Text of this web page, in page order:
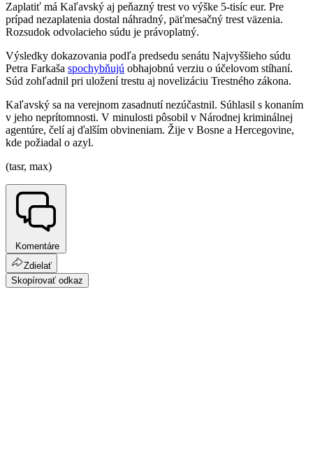
Zaplatiť má Kaľavský aj peňazný trest vo výške 5-tisíc eur. Pre
prípad nezaplatenia dostal náhradný, päťmesačný trest väzenia.
Rozsudok odvolacieho súdu je právoplatný.
Výsledky dokazovania podľa predsedu senátu Najvyššieho súdu
Petra Farkaša spochybňujú obhajobnú verziu o účelovom stíhaní.
Súd zohľadnil pri uložení trestu aj novelizáciu Trestného zákona.
Kaľavský sa na verejnom zasadnutí nezúčastnil. Súhlasil s konaním
v jeho neprítomnosti. V minulosti pôsobil v Národnej kriminálnej
agentúre, čelí aj ďalším obvineniam. Žije v Bosne a Hercegovine,
kde požiadal o azyl.
(tasr, max)
Komentáre
Zdielať
Skopírovať odkaz